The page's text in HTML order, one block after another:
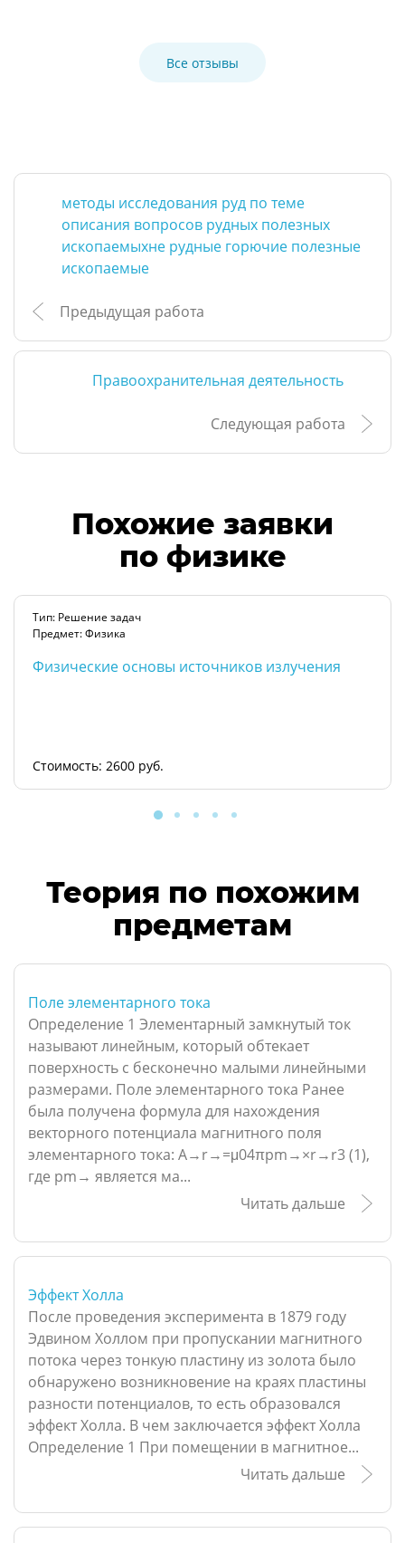
Все отзывы
методы исследования руд по теме
описания вопросов рудных полезных
ископаемыхне рудные горючие полезные
ископаемые
Предыдущая работа
Правоохранительная деятельность
Следующая работа
Похожие заявки
по физике
Тип: Решение задач
Предмет: Физика
Физические основы источников излучения
Стоимость: 2600 руб.
Теория по похожим
предметам
Поле элементарного тока
Определение 1 Элементарный замкнутый ток
называют линейным, который обтекает
поверхность с бесконечно малыми линейными
размерами. Поле элементарного тока Ранее
была получена формула для нахождения
векторного потенциала магнитного поля
элементарного тока: A→r→=μ04πpm→×r→r3 (1),
где pm→ является ма...
Читать дальше
Эффект Холла
После проведения эксперимента в 1879 году
Эдвином Холлом при пропускании магнитного
потока через тонкую пластину из золота было
обнаружено возникновение на краях пластины
разности потенциалов, то есть образовался
эффект Холла. В чем заключается эффект Холла
Определение 1 При помещении в магнитное...
Читать дальше